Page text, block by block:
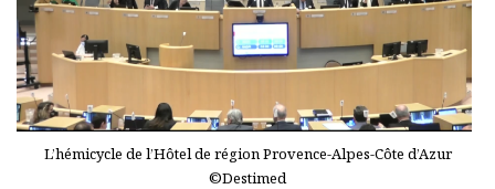
L’hémicycle de l’Hôtel de région Provence-Alpes-Côte d’Azur
©Destimed